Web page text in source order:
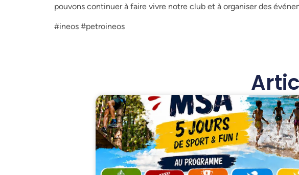
pouvons continuer à faire vivre notre club et à organiser des
#ineos #petroineos